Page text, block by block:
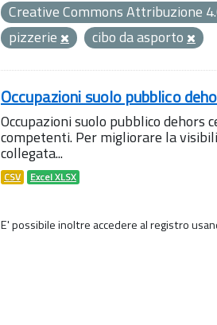
Creative Commons Attribuzione
pizzerie
cibo da asporto
Occupazioni suolo pubblico
Occupazioni suolo pubblico
competenti. Per migliorare la
collegata...
CSV Excel XLSX
E' possibile inoltre accedere al registro